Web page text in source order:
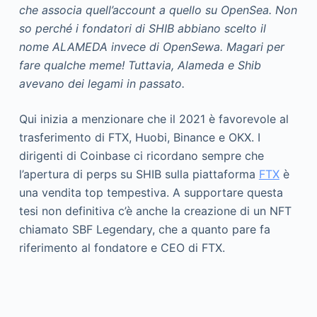
che associa quell’account a quello su OpenSea. Non
so perché i fondatori di SHIB abbiano scelto il
nome ALAMEDA invece di OpenSewa. Magari per
fare qualche meme! Tuttavia, Alameda e Shib
avevano dei legami in passato.
Qui inizia a menzionare che il 2021 è favorevole al
trasferimento di FTX, Huobi, Binance e OKX. I
dirigenti di Coinbase ci ricordano sempre che
l’apertura di perps su SHIB sulla piattaforma FTXè
una vendita top tempestiva. A supportare questa
tesi non definitiva c’è anche la creazione di un NFT
chiamato SBF Legendary, che a quanto pare fa
riferimento al fondatore e CEO di FTX.